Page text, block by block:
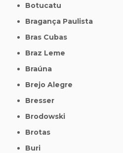
Botucatu
Bragança Paulista
Bras Cubas
Braz Leme
Braúna
Brejo Alegre
Bresser
Brodowski
Brotas
Buri